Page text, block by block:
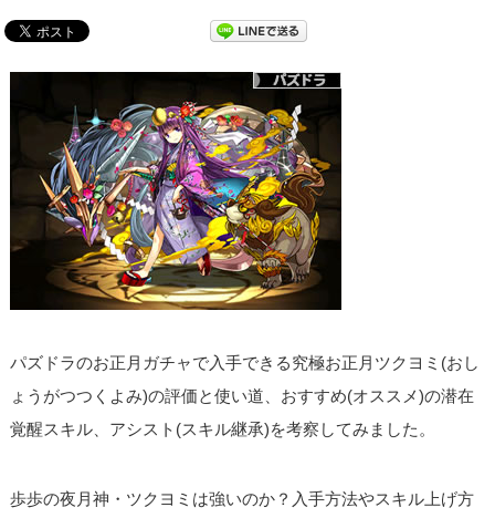
パズドラのお正月ガチャで入手できる究極お正月ツクヨミ(おし
ょうがつつくよみ)の評価と使い道、おすすめ(オススメ)の潜在
覚醒スキル、アシスト(スキル継承)を考察してみました。
歩歩の夜月神・ツクヨミは強いのか？入手方法やスキル上げ方